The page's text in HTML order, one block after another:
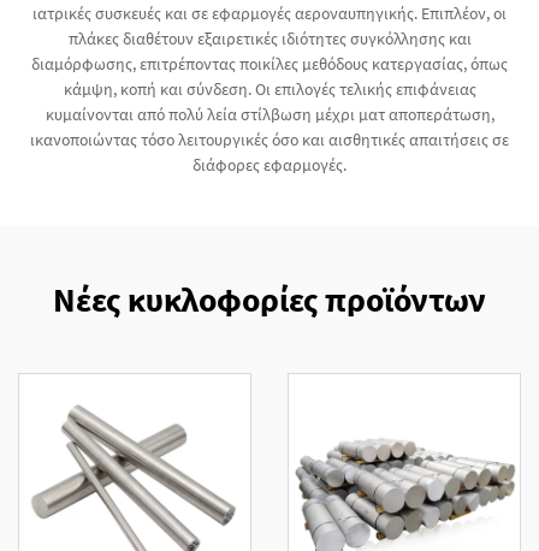
ιατρικές συσκευές και σε εφαρμογές αεροναυπηγικής. Επιπλέον, οι
πλάκες διαθέτουν εξαιρετικές ιδιότητες συγκόλλησης και
διαμόρφωσης, επιτρέποντας ποικίλες μεθόδους κατεργασίας, όπως
κάμψη, κοπή και σύνδεση. Οι επιλογές τελικής επιφάνειας
κυμαίνονται από πολύ λεία στίλβωση μέχρι ματ αποπεράτωση,
ικανοποιώντας τόσο λειτουργικές όσο και αισθητικές απαιτήσεις σε
διάφορες εφαρμογές.
Νέες κυκλοφορίες προϊόντων